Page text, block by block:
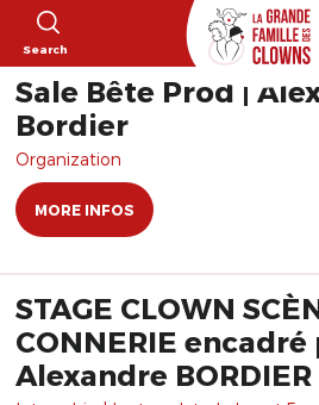
Search
Sale Bête Prod |
Bordier
Organization
MORE INFOS
STAGE CLOWN
CONNERIE encadré
Alexandre BORDIER